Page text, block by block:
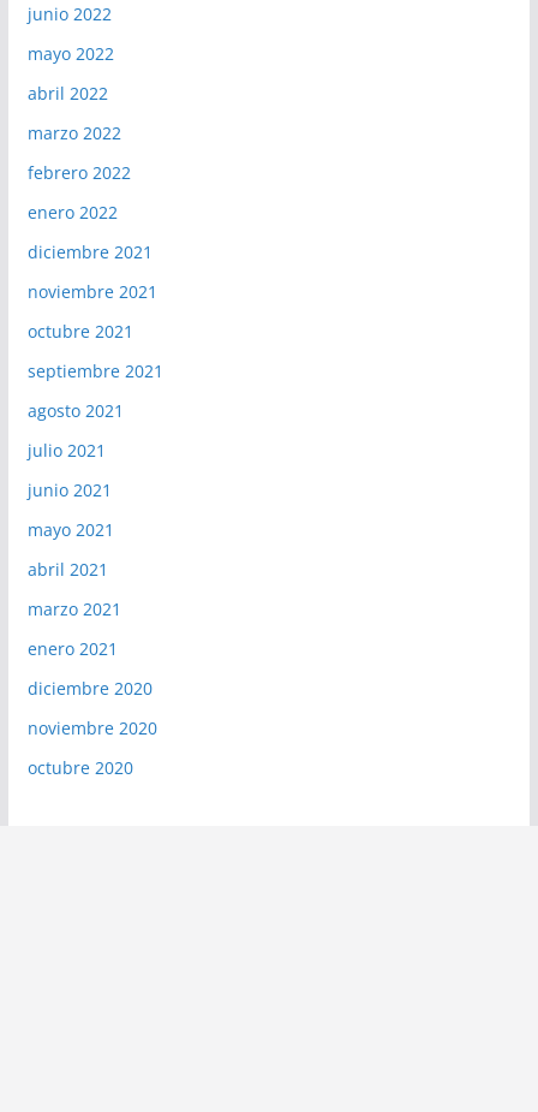
junio 2022
mayo 2022
abril 2022
marzo 2022
febrero 2022
enero 2022
diciembre 2021
noviembre 2021
octubre 2021
septiembre 2021
agosto 2021
julio 2021
junio 2021
mayo 2021
abril 2021
marzo 2021
enero 2021
diciembre 2020
noviembre 2020
octubre 2020